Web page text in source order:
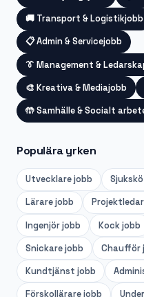
🚚 Transport & Logistikjobb
📋Admin & Servicejobb
👔 Management &
🎨 Kreativa & Mediajobb
🤲Samhälle & Socialt
Populära yrken
Utvecklarejobb
Lärarejobb
Ingenjörjobb Kockjobb
Snickarejobb Chaufför
Kundtjänst jobb
Förskollärarejobb